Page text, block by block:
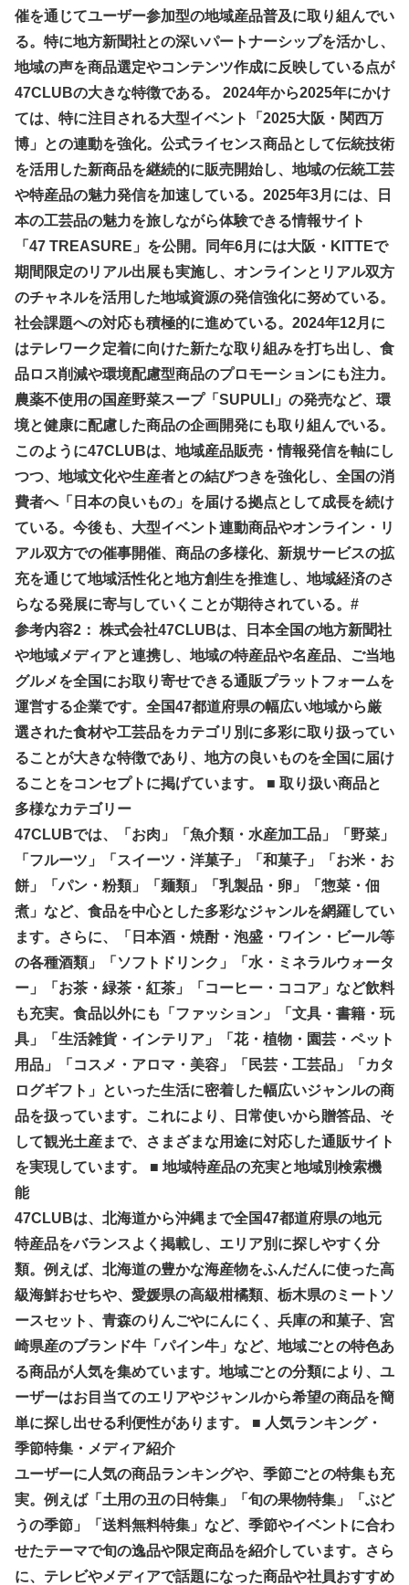
催を通じてユーザー参加型の地域産品普及に取り組んでい
る。特に地方新聞社との深いパートナーシップを活かし、
地域の声を商品選定やコンテンツ作成に反映している点が
47CLUBの大きな特徴である。 2024年から2025年にかけ
ては、特に注目される大型イベント「2025大阪・関西万
博」との連動を強化。公式ライセンス商品として伝統技術
を活用した新商品を継続的に販売開始し、地域の伝統工芸
や特産品の魅力発信を加速している。2025年3月には、日
本の工芸品の魅力を旅しながら体験できる情報サイト
「47 TREASURE」を公開。同年6月には大阪・KITTEで
期間限定のリアル出展も実施し、オンラインとリアル双方
のチャネルを活用した地域資源の発信強化に努めている。
社会課題への対応も積極的に進めている。2024年12月に
はテレワーク定着に向けた新たな取り組みを打ち出し、食
品ロス削減や環境配慮型商品のプロモーションにも注力。
農薬不使用の国産野菜スープ「SUPULI」の発売など、環
境と健康に配慮した商品の企画開発にも取り組んでいる。
このように47CLUBは、地域産品販売・情報発信を軸にし
つつ、地域文化や生産者との結びつきを強化し、全国の消
費者へ「日本の良いもの」を届ける拠点として成長を続け
ている。今後も、大型イベント連動商品やオンライン・リ
アル双方での催事開催、商品の多様化、新規サービスの拡
充を通じて地域活性化と地方創生を推進し、地域経済のさ
らなる発展に寄与していくことが期待されている。#
参考内容2： 株式会社47CLUBは、日本全国の地方新聞社
や地域メディアと連携し、地域の特産品や名産品、ご当地
グルメを全国にお取り寄せできる通販プラットフォームを
運営する企業です。全国47都道府県の幅広い地域から厳
選された食材や工芸品をカテゴリ別に多彩に取り扱ってい
ることが大きな特徴であり、地方の良いものを全国に届け
ることをコンセプトに掲げています。 ■ 取り扱い商品と
多様なカテゴリー
47CLUBでは、「お肉」「魚介類・水産加工品」「野菜」
「フルーツ」「スイーツ・洋菓子」「和菓子」「お米・お
餅」「パン・粉類」「麺類」「乳製品・卵」「惣菜・佃
煮」など、食品を中心とした多彩なジャンルを網羅してい
ます。さらに、「日本酒・焼酎・泡盛・ワイン・ビール等
の各種酒類」「ソフトドリンク」「水・ミネラルウォータ
ー」「お茶・緑茶・紅茶」「コーヒー・ココア」など飲料
も充実。食品以外にも「ファッション」「文具・書籍・玩
具」「生活雑貨・インテリア」「花・植物・園芸・ペット
用品」「コスメ・アロマ・美容」「民芸・工芸品」「カタ
ログギフト」といった生活に密着した幅広いジャンルの商
品を扱っています。これにより、日常使いから贈答品、そ
して観光土産まで、さまざまな用途に対応した通販サイト
を実現しています。 ■ 地域特産品の充実と地域別検索機
能
47CLUBは、北海道から沖縄まで全国47都道府県の地元
特産品をバランスよく掲載し、エリア別に探しやすく分
類。例えば、北海道の豊かな海産物をふんだんに使った高
級海鮮おせちや、愛媛県の高級柑橘類、栃木県のミートソ
ースセット、青森のりんごやにんにく、兵庫の和菓子、宮
崎県産のブランド牛「パイン牛」など、地域ごとの特色あ
る商品が人気を集めています。地域ごとの分類により、ユ
ーザーはお目当てのエリアやジャンルから希望の商品を簡
単に探し出せる利便性があります。 ■ 人気ランキング・
季節特集・メディア紹介
ユーザーに人気の商品ランキングや、季節ごとの特集も充
実。例えば「土用の丑の日特集」「旬の果物特集」「ぶど
うの季節」「送料無料特集」など、季節やイベントに合わ
せたテーマで旬の逸品や限定商品を紹介しています。さら
に、テレビやメディアで話題になった商品や社員おすすめ